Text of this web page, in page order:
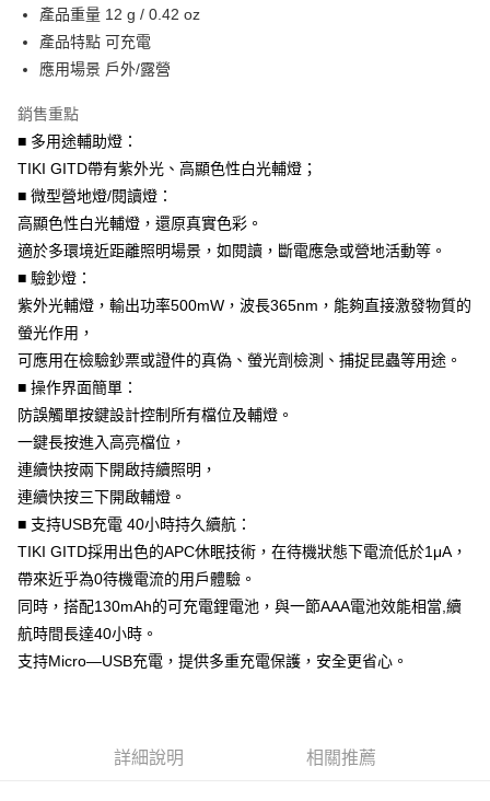
2.付款方式選擇「大哥付你分期」，訂單成立後會自動跳轉到大哥付的交易
流程，驗證手機門號後，選擇欲分期的期數、繳款截止日，確認付款後即完
成交易。
3.實際核准額度、可分期數及費用金額請依後續交易確認頁面所載為準。
消。如遇「轉專審核」未通過狀況，表示未達大哥付你分期系統評分，恕無
【繳款方式說明】
1.分期款項不併入電信帳單，「大哥付你分期」於每月結算日後寄送繳費提
醒簡訊。
2.透過簡訊連結打開帳單後，可選擇「超商條碼／台灣大直營門市／銀行轉
帳／街口支付／iPASS MONEY」等通路繳費。
【注意事項】
1.本服務係由「台灣大哥大股份有限公司」（以下簡稱本公司）所提供，讓
用戶於交易時，得透過本服務購買商品或服務，並由商店將買賣／分期付款
買賣價金債權讓與本公司後，依約使用本公司帳單繳交帳款。
資料（包含姓名、電話或地址）提供予台灣大哥大進項蒐集、處理及利用，
由本公司與您本人進行分期帳單所需資料之確認、核對及更正。
3.完整用戶服務條款，請詳閱以下連結：https://oppay.tw/userRule
相關說明
【關於「AFTEE先享後付」】
AFTEE先享後付是「在收到商品之後才付款」的支付方式。 讓您購物簡單
便利好安心！
２．便利：只要手機號碼，簡訊認證，即可結帳。
３．安心：先確認商品／服務後，再付款。
【「AFTEE先享後付」結帳流程】
１．於結帳方式選擇「AFTEE先享後付」後，將跳轉至「AFTEE先享後付」
結帳頁面，進行簡訊認證並確認金額後，即可完成結帳。
３．收到繳費通知簡訊後14天內，點擊此簡訊中的連結，可透過四大超商／
ATM／網路銀行／等多元方式進行付款，方視為交易完成。
※ 請注意：結帳手續完成當下不需立刻繳費，但若您需要取消訂單，請聯絡
購買商品的店家。未經商家同意取消之訂單仍視為有效，需透過AFTEE先享
後付繳納相關費用。
※ 交易是否成功請以「AFTEE先享後付 」之結帳頁面顯示為準，若有關於
客戶支援中心」https://netprotections.freshdesk.com/support/home
【注意事項】
１．透過由恩沛科技股份有限公司提供之「AFTEE先享後付」服務完成之交
易，需依本服務之必要範圍內提供個人資料，並將交易相關給付款項請求債
權轉讓予恩沛科技股份有限公司。
https://aftee.tw/terms/#terms3
３．未成年的使用者請事先徵得法定代理人或監護人之同意方可使用
「AFTEE先享後付」，若未經同意申辦者引起之損失，本公司不負相關責
任。
４．使用「AFTEE先享後付」時，將依據個別帳號之用戶狀況，依本公司即
時審查核予不同之上限額度；若仍有額度不足之情形，本公司將視審查結果
請求用戶進行身份認證。
５．嚴禁一人註冊多個帳號或使用他人資訊註冊。若發現惡意使用之情形，
運送方式
全家取貨付款
每筆NT$60，滿NT$1,200(含以上)免運費
付款後全家取貨
每筆NT$60，滿NT$1,200(含以上)免運費
7-11取貨付款
每筆NT$60，滿NT$1,200(含以上)免運費
付款後7-11取貨
每筆NT$60，滿NT$1,200(含以上)免運費
一般宅配（門市自取請勿下單，請聯繫客服）
每筆NT$100，滿NT$2,000(含以上)免運費
離島一般宅配
每筆NT$200，滿NT$2,000(含以上)免運費
貨到付款（門市自取請勿下單，請聯繫客服）
每筆NT$200，滿NT$3,000(含以上)免運費
產品重量 12 g / 0.42 oz
產品特點 可充電
應用場景 戶外/露營
銷售重點
■ 多用途輔助燈：
TIKI GITD帶有紫外光、高顯色性白光輔燈；
■ 微型營地燈/閱讀燈：
高顯色性白光輔燈，還原真實色彩。
適於多環境近距離照明場景，如閱讀，斷電應急或營地活動等。
■ 驗鈔燈：
紫外光輔燈，輸出功率500mW，波長365nm，能夠直接激發物質的
螢光作用，
可應用在檢驗鈔票或證件的真偽、螢光劑檢測、捕捉昆蟲等用途。
■ 操作界面簡單：
防誤觸單按鍵設計控制所有檔位及輔燈。
一鍵長按進入高亮檔位，
連續快按兩下開啟持續照明，
連續快按三下開啟輔燈。
■ 支持USB充電 40小時持久續航：
TIKI GITD採用出色的APC休眠技術，在待機狀態下電流低於1μA，
帶來近乎為0待機電流的用戶體驗。
同時，搭配130mAh的可充電鋰電池，與一節AAA電池效能相當,續
航時間長達40小時。
支持Micro—USB充電，提供多重充電保護，安全更省心。
詳細說明 相關推薦